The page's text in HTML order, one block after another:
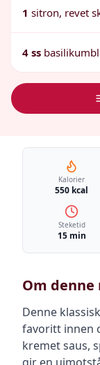
1 sitron, revet
4 ss
Kalorier
550 kcal
Steketid
15 min
Om
Denne
favoritt innen
kremet saus,